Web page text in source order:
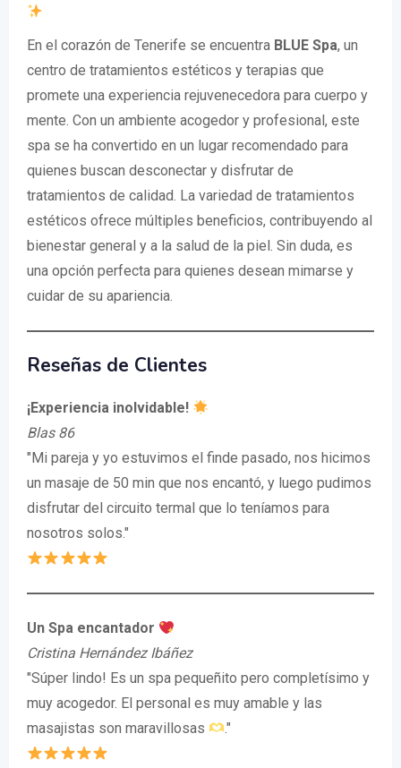
En el corazón de Tenerife se encuentra BLUE Spa, un
centro de tratamientos estéticos y terapias que
promete una experiencia rejuvenecedora para cuerpo y
mente. Con un ambiente acogedor y profesional, este
spa se ha convertido en un lugar recomendado para
quienes buscan desconectar y disfrutar de
tratamientos de calidad. La variedad de tratamientos
estéticos ofrece múltiples beneficios, contribuyendo al
bienestar general y a la salud de la piel. Sin duda, es
una opción perfecta para quienes desean mimarse y
cuidar de su apariencia.
Reseñas de Clientes
¡Experiencia inolvidable!
Blas 86
"Mi pareja y yo estuvimos el finde pasado, nos hicimos
un masaje de 50 min que nos encantó, y luego pudimos
disfrutar del circuito termal que lo teníamos para
nosotros solos."
Un Spa encantador
Cristina Hernández Ibáñez
"Súper lindo! Es un spa pequeñito pero completísimo y
muy acogedor. El personal es muy amable y las
masajistas son maravillosas
."